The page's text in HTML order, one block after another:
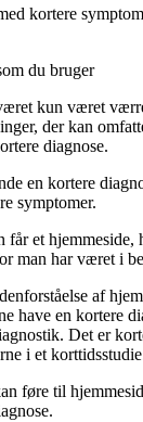
kortere
du bruger
kun været
der kan
diagnose.
en kortere
symptomer.
får et
man har været i
forståelse af
have en kortere
Det er
i et
føre til